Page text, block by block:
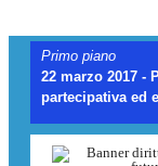
Primo piano
22 marzo 2017 -
partecipativa ed